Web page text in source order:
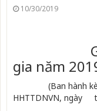
Kết Quả
10/30/2019
Giải
gia năm
(Ban hành
HHTTDNVN, ngày